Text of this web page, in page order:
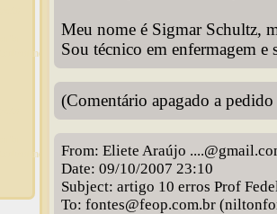
online.php
online.php
Meu nome é Sigmar Schultz,
Sou técnico em enfermagem
(Comentário apagado a
From: Eliete Araújo
Date: 09/10/2007 23:10
Subject: artigo 10 erros Prof
To: fontes@feop.com.br